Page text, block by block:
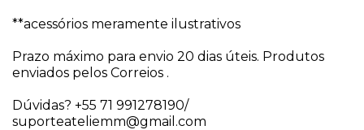
**acessórios meramente ilustrativos
Prazo máximo para envio 20 dias úteis. Produtos
enviados pelos Correios .
Dúvidas? +55 71 991278190/
suporteateliemm@gmail.com